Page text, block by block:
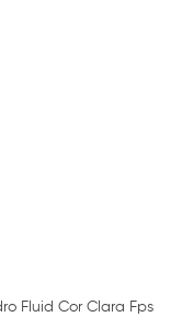
Fluid Cor Clara Fps